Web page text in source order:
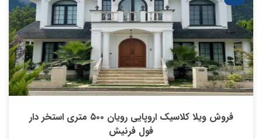
فروش ویلا کلاسیک اروپایی رویان ۵۰۰ متری استخر دار
فول فرنیش